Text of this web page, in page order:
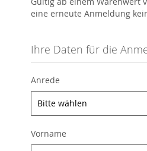
eine erneute Anmeldung
Ihre Daten für die
Anrede
Vorname